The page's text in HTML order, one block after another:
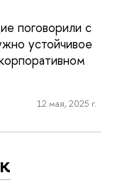
поговорили с
устойчивое
12 мая, 2025 г.